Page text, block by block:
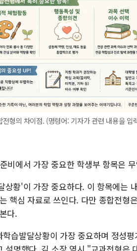
형의 차이점. (명령어: 기자가 관련 내용을
비에서 가장 중요한 학생부 항목은
황'이 가장 중요하다. 이 항목에는
핵심 자료로 쓰인다. 다만 종합전형
다.
습발달상황이 가장 중요하며 정성